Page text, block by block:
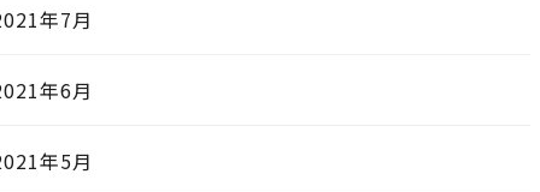
年7月
年6月
年5月